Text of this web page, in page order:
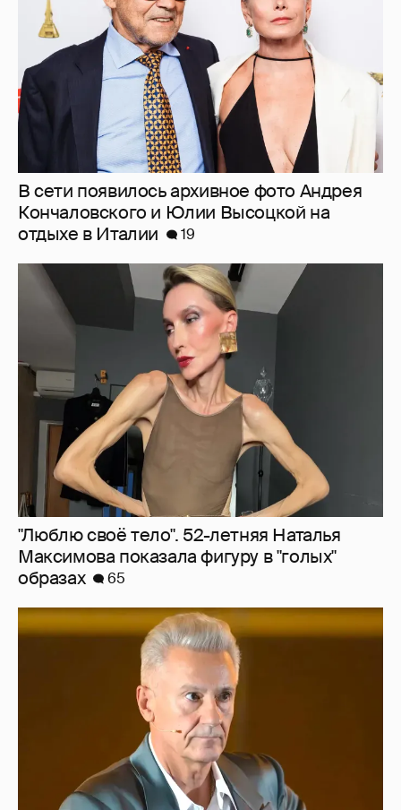
В сети появилось архивное фото Андрея
Кончаловского и Юлии Высоцкой на
отдыхе в Италии
19
"Люблю своё тело". 52-летняя Наталья
Максимова показала фигуру в "голых"
образах
65